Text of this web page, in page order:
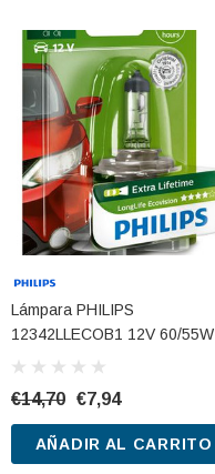
Lámpara PHILIPS
12342LLECOB1 12V 60/55W
€14,70 €7,94
AÑADIR AL CARRITO